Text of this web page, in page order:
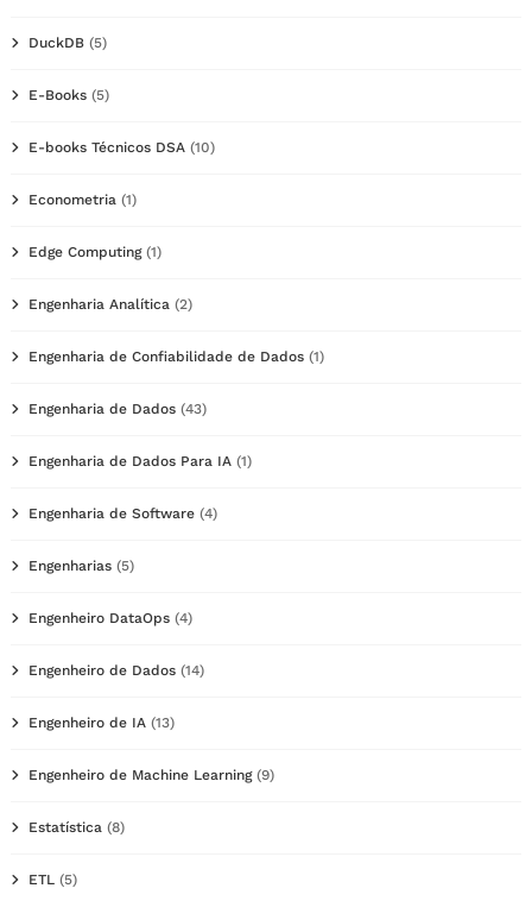
DuckDB (5)
E-Books (5)
E-books Técnicos DSA (10)
Econometria (1)
Edge Computing(1)
Engenharia Analítica (2)
Engenharia de Confiabilidade de Dados (1)
Engenharia de Dados (43)
Engenharia de Dados Para IA (1)
Engenharia de Software (4)
Engenharias (5)
Engenheiro DataOps (4)
Engenheiro de Dados (14)
Engenheiro de IA (13)
Engenheiro de Machine Learning(9)
Estatística (8)
ETL (5)